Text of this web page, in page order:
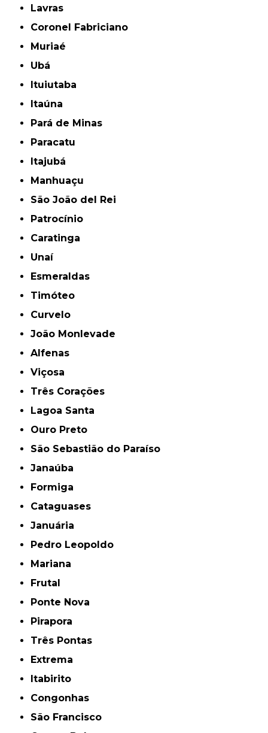
Lavras
Coronel Fabriciano
Muriaé
Ubá
Ituiutaba
Itaúna
Pará de Minas
Paracatu
Itajubá
Manhuaçu
São João del Rei
Patrocínio
Caratinga
Unaí
Esmeraldas
Timóteo
Curvelo
João Monlevade
Alfenas
Viçosa
Três Corações
Lagoa Santa
Ouro Preto
São Sebastião do Paraíso
Janaúba
Formiga
Cataguases
Januária
Pedro Leopoldo
Mariana
Frutal
Ponte Nova
Pirapora
Três Pontas
Extrema
Itabirito
Congonhas
São Francisco